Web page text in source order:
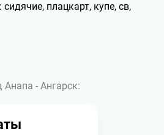
плацкарт, купе, св,
Анапа - Ангарск: